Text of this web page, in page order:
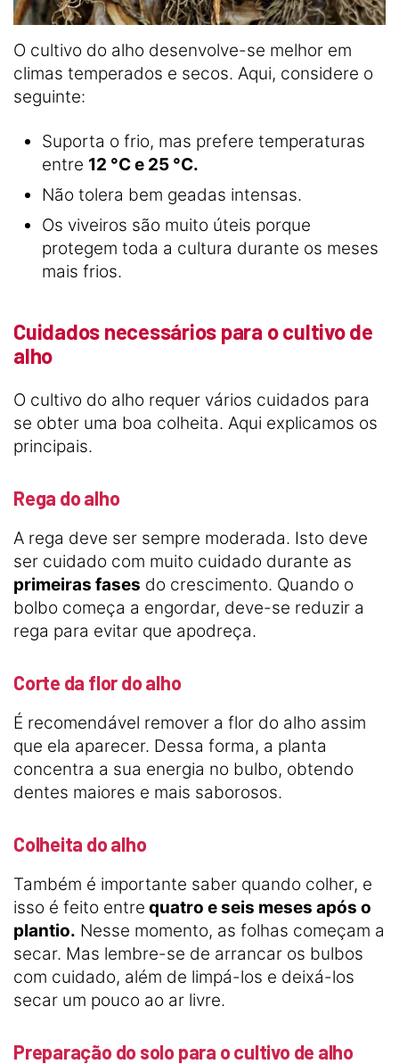
O cultivo do alho desenvolve-se melhor em
climas temperados e secos. Aqui, considere o
seguinte:
Suporta o frio, mas prefere temperaturas
entre 12 °C e 25 °C.
Não tolera bem geadas intensas.
Os viveiros são muito úteis porque
protegem toda a cultura durante os meses
mais frios.
Cuidados necessários para o cultivo de
alho
O cultivo do alho requer vários cuidados para
se obter uma boa colheita. Aqui explicamos os
principais.
Rega do alho
A rega deve ser sempre moderada. Isto deve
ser cuidado com muito cuidado durante as
primeiras fases do crescimento. Quando o
bolbo começa a engordar, deve-se reduzir a
rega para evitar que apodreça.
Corte da flor do alho
É recomendável remover a flor do alho assim
que ela aparecer. Dessa forma, a planta
concentra a sua energia no bulbo, obtendo
dentes maiores e mais saborosos.
Colheita do alho
Também é importante saber quando colher, e
isso é feito entre quatro e seis meses após o
plantio. Nesse momento, as folhas começam a
secar. Mas lembre-se de arrancar os bulbos
com cuidado, além de limpá-los e deixá-los
secar um pouco ao ar livre.
Preparação do solo para o cultivo de alho